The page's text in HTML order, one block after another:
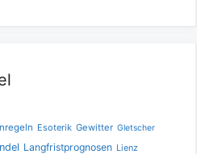
Esoterik Gewitter Gletscher
Langfristprognosen Lienz